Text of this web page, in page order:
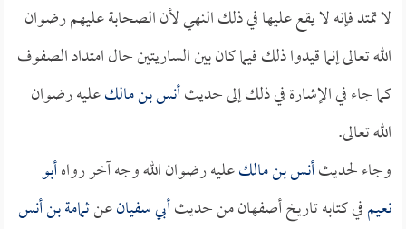
لا تمتد فإنه لا يقع عليها في ذلك النهي لأن الصحابة عليهم رضوان
الله تعالى إنما قيدوا ذلك فيما كان بين الساريتين حال امتداد الصفوف
كما جاء في الإشارة في ذلك إلى حديثأنس بن مالكعليه رضوان
الله تعالى.
وجاء لحديثأنس بن مالكعليه رضوان الله وجه آخر رواهأبو
نعيمفي كتابه تاريخ أصفهان من حديثأبي سفيانعنثمامة بن أنس